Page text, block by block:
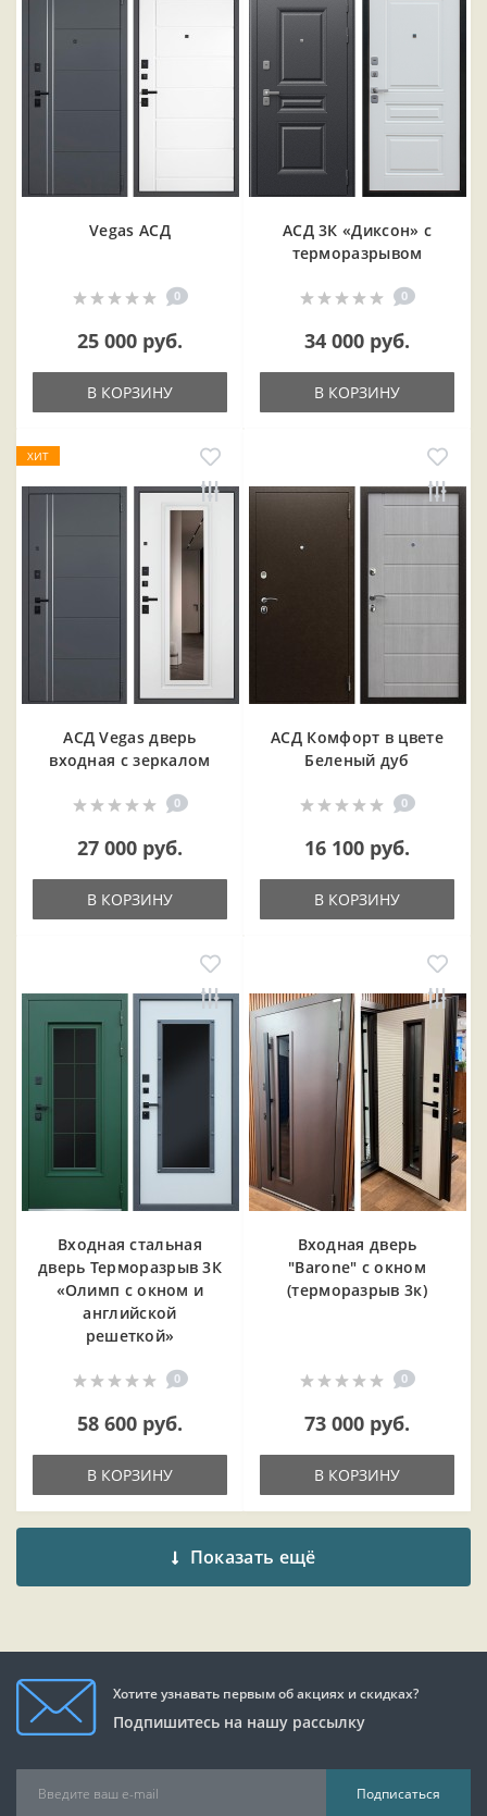
Vegas АСД
0
25 000 руб.
В КОРЗИНУ
АСД 3К «Диксон» с
терморазрывом
0
34 000 руб.
В КОРЗИНУ
ХИТ
АСД Vegas дверь
входная с зеркалом
0
27 000 руб.
В КОРЗИНУ
АСД Комфорт в цвете
Беленый дуб
0
16 100 руб.
В КОРЗИНУ
Входная cтальная
дверь Терморазрыв 3К
«Олимп с окном и
английской
решеткой»
0
58 600 руб.
В КОРЗИНУ
Входная дверь
"Barone" с окном
(терморазрыв 3к)
0
73 000 руб.
В КОРЗИНУ
Показать ещё
Хотите узнавать первым об акциях и скидках?
Подпишитесь на нашу рассылку
Подписаться